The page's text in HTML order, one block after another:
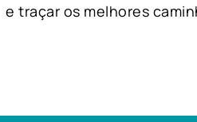
e traçar os melhores